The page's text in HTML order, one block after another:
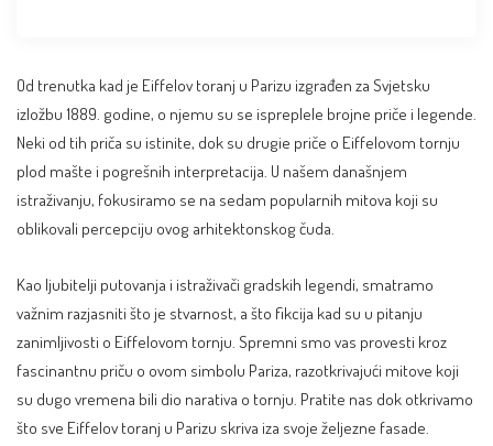
Od trenutka kad je Eiffelov toranj u Parizu izgrađen za Svjetsku
izložbu 1889. godine, o njemu su se ispreplele brojne priče i legende.
Neki od tih priča su istinite, dok su drugie priče o Eiffelovom tornju
plod mašte i pogrešnih interpretacija. U našem današnjem
istraživanju, fokusiramo se na sedam popularnih mitova koji su
oblikovali percepciju ovog arhitektonskog čuda.
Kao ljubitelji putovanja i istraživači gradskih legendi, smatramo
važnim razjasniti što je stvarnost, a što fikcija kad su u pitanju
zanimljivosti o Eiffelovom tornju. Spremni smo vas provesti kroz
fascinantnu priču o ovom simbolu Pariza, razotkrivajući mitove koji
su dugo vremena bili dio narativa o tornju. Pratite nas dok otkrivamo
što sve Eiffelov toranj u Parizu skriva iza svoje željezne fasade.